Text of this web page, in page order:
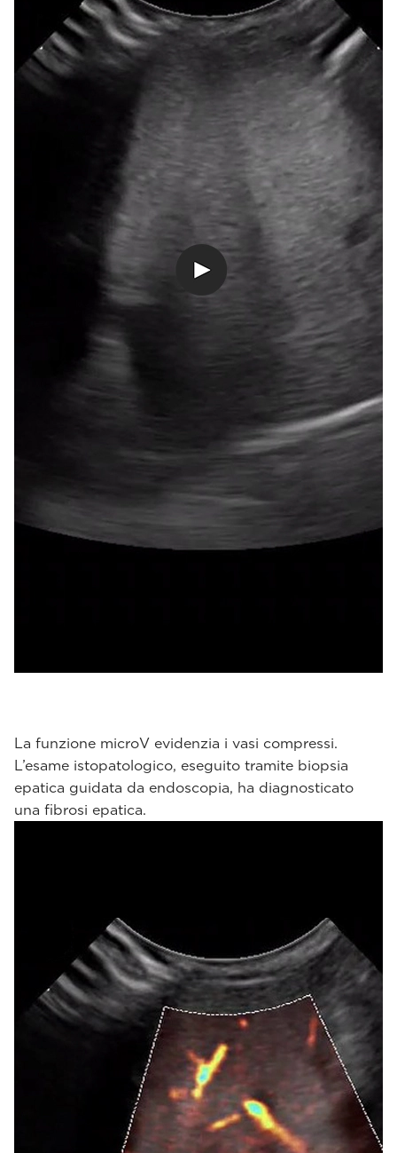
La funzione microV evidenzia i vasi compressi.
L’esame istopatologico, eseguito tramite biopsia
epatica guidata da endoscopia, ha diagnosticato
una fibrosi epatica.